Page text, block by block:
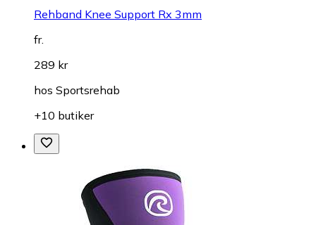
Rehband Knee Support Rx 3mm
fr.
289 kr
hos Sportsrehab
+10 butiker